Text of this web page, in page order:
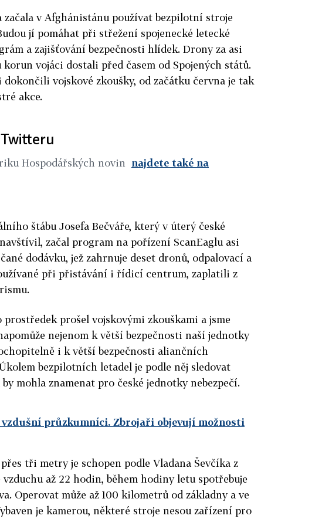
začala v Afghánistánu používat bezpilotní stroje
jí pomáhat při střežení spojenecké letecké
a zajišťování bezpečnosti hlídek. Drony za asi
vojáci dostali před časem od Spojených států.
vojskové zkoušky, od začátku června je tak
akce.
Hospodářských novin najdete také na
štábu Josefa Bečváře, který v úterý české
začal program na pořízení ScanEaglu asi
dodávku, jež zahrnuje deset dronů, odpalovací a
při přistávání i řídicí centrum, zaplatili z
prostředek prošel vojskovými zkouškami a jsme
nejenom k větší bezpečnosti naší jednotky
i k větší bezpečnosti aliančních
bezpilotních letadel je podle něj sledovat
mohla znamenat pro české jednotky nebezpečí.
průzkumníci. Zbrojaři objevují možnosti
tři metry je schopen podle Vladana Ševčíka z
vzduchu až 22 hodin, během hodiny letu spotřebuje
Operovat může až 100 kilometrů od základny a ve
je kamerou, některé stroje nesou zařízení pro